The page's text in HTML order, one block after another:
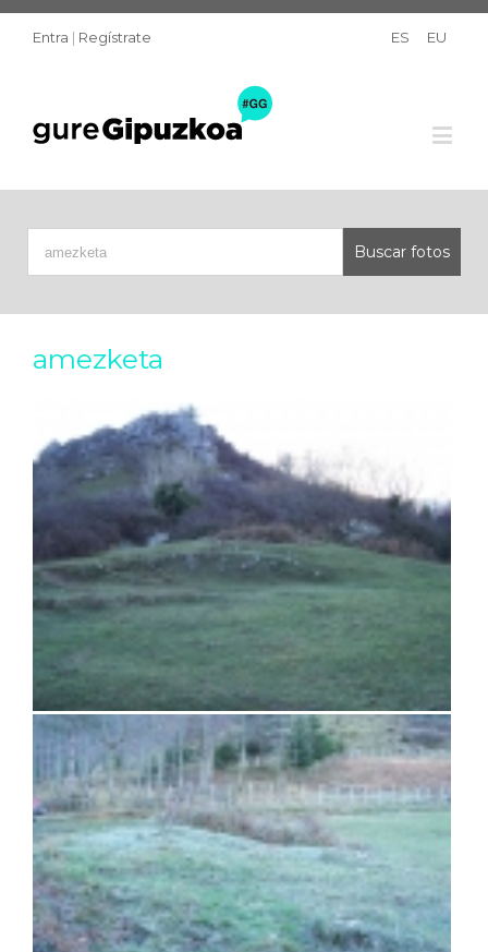
Entra | Regístrate ES EU
amezketa